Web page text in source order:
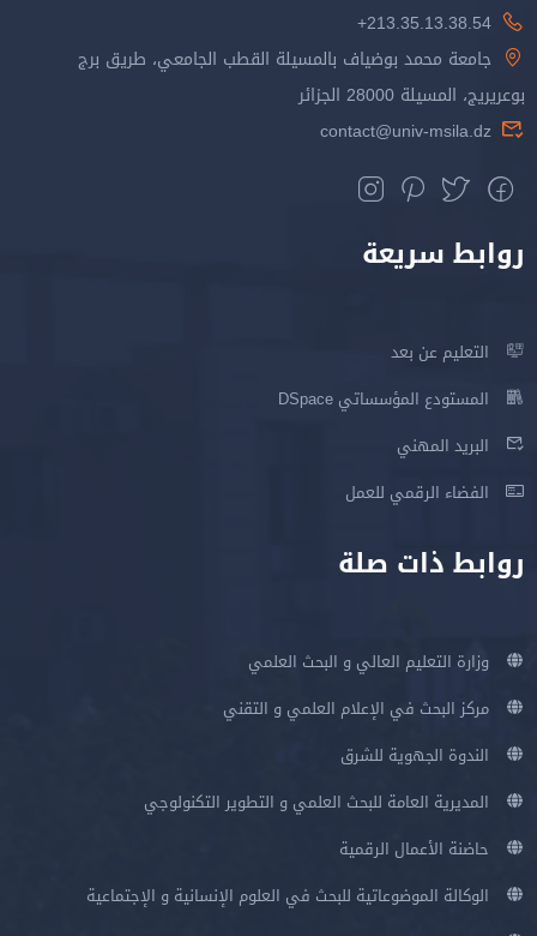
213.35.13.38.54+
جامعة محمد بوضياف بالمسيلة القطب الجامعي، طريق برج
بوعريريج، المسيلة 28000 الجزائر
contact@univ-msila.dz
روابط سريعة
التعليم عن بعد
المستودع المؤسساتي DSpace
البريد المهني
الفضاء الرقمي للعمل
روابط ذات صلة
وزارة التعليم العالي و البحث العلمي
مركز البحث في الإعلام العلمي و التقني
الندوة الجهوية للشرق
المديرية العامة للبحث العلمي و التطوير التكنولوجي
حاضنة الأعمال الرقمية
الوكالة الموضوعاتية للبحث في العلوم الإنسانية و الإجتماعية